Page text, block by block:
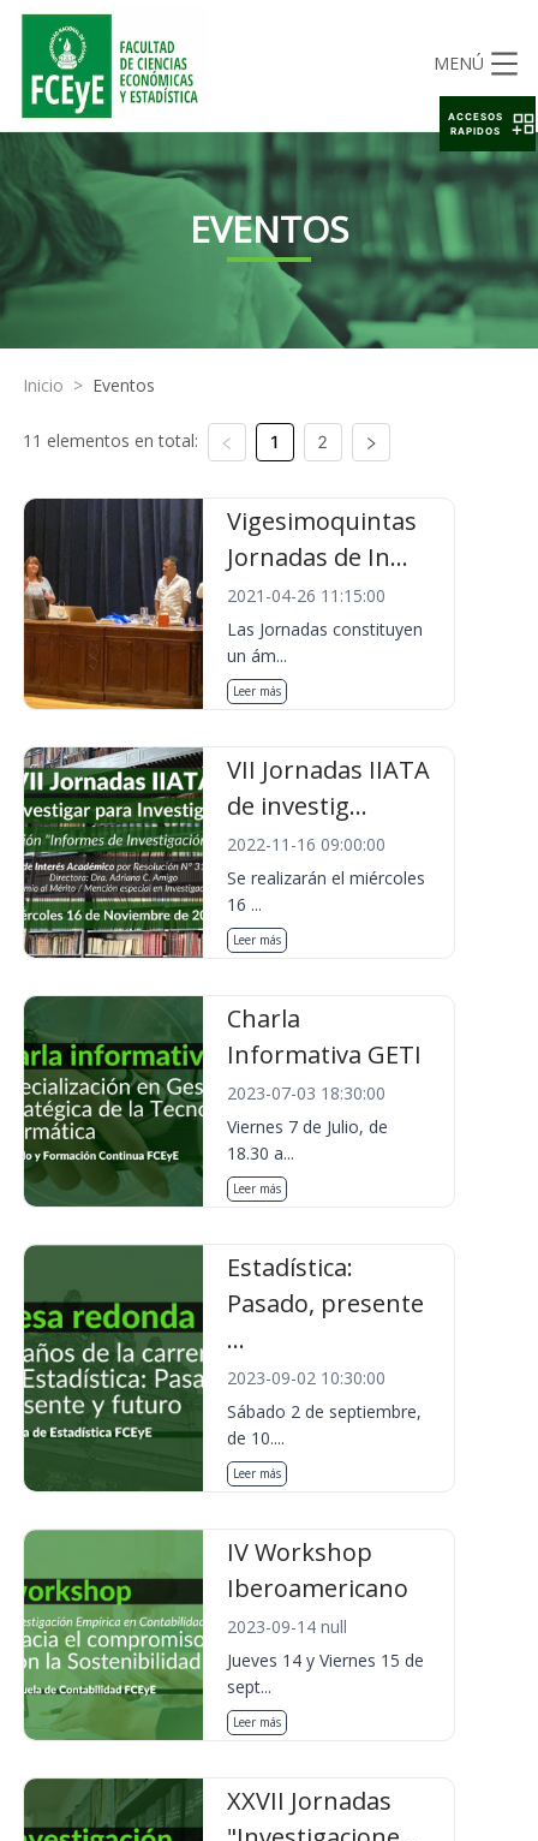
MENÚ
EVENTOS
Inicio > Eventos
11 elementos en total: 1 2
Vigesimoquintas
Jornadas de In...
2021-04-26 11:15:00
Las Jornadas constituyen
un ám...
Leer más
VII Jornadas IIATA
de investig...
2022-11-16 09:00:00
Se realizarán el miércoles
16 ...
Leer más
Charla
Informativa GETI
2023-07-03 18:30:00
Viernes 7 de Julio, de
18.30 a...
Leer más
Estadística:
Pasado, presente
...
2023-09-02 10:30:00
Sábado 2 de septiembre,
de 10....
Leer más
IV Workshop
Iberoamericano
2023-09-14 null
Jueves 14 y Viernes 15 de
sept...
Leer más
XXVII Jornadas
ACCESOS
RAPIDOS